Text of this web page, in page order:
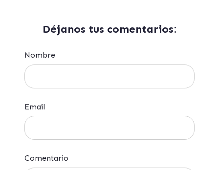
Déjanos tus comentarios:
Nombre
Email
Comentario